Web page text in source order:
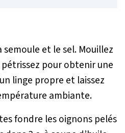
et le sel. Mouillez
pétrissez pour obtenir une
linge propre et laissez
ambiante.
fondre les oignons pelés